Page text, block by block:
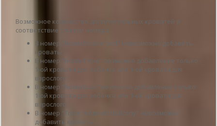
Возможное количество дополнительных кроватей в
соответствие с типом номера :
В номер "Room Double bed" невозможно добавить
кровать!
В номер "Room Triple" возможно добавление только
1-ой кровати для ребёнка или 1-ой кровати для
взрослого
В номер "Room Luxe" возможно добавление только
1-ой кровати для ребёнка или 1-ой кровати для
взрослого
В номер "Triple room with balcony" невозможно
добавить кровать!